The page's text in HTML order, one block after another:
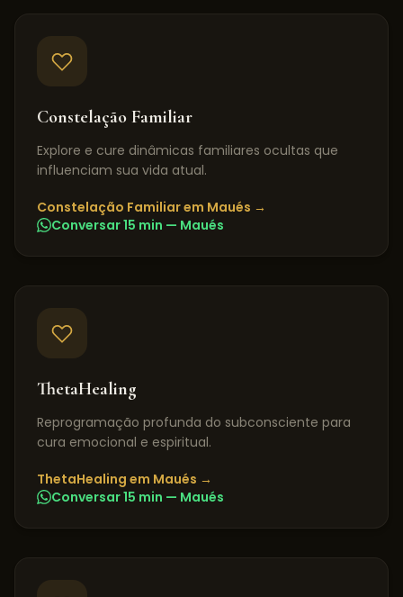
Constelação Familiar
Explore e cure dinâmicas familiares ocultas que
influenciam sua vida atual.
Constelação Familiarem Maués →
Conversar 15 min — Maués
ThetaHealing
Reprogramação profunda do subconsciente para
cura emocional e espiritual.
ThetaHealing em Maués →
Conversar 15 min — Maués